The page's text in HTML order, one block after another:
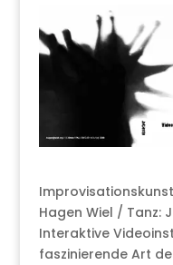
Hagen Wiel / Tanz:
Interaktive
faszinierende Art